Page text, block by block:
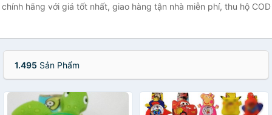
chính hãng với giá tốt nhất, giao hàng tận nhà miễn phí, thu hộ COD
1.495 Sản Phẩm